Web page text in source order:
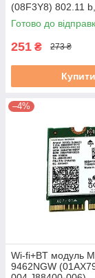
(08F3Y8) 802.11
867 Mbps 2,4 GHz/
Готово до
251 ₴ 273 ₴
Купити
–4%
Wi-fi+BT модуль
9462NGW